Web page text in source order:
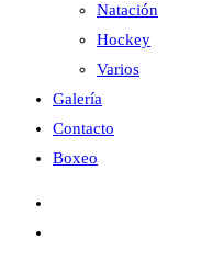
Natación
Hockey
Varios
Galería
Contacto
Boxeo